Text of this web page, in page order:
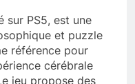
sur PS5, est une
et puzzle
référence pour
cérébrale
jeu propose des